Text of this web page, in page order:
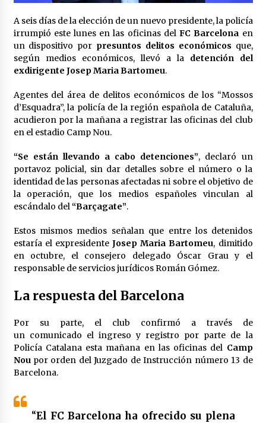
las Mujeres, anuncia Sheinbaum
2 meses atrás
Sheinbaum descarta reunión entre CNTE y
Segob: «ya dimos nuestras propuestas»
Zar antidrogas de EE.UU.: “vamos por los
políticos mexicanos que protegen al narco”
2 meses atrás
Trump anuncia acuerdo con Irán y el fin de
operaciones militares entre ambos países
2 meses atrás
petróleo están empezando a salir de Ormuz
2 meses atrás
85% de sus exportaciones
2 meses atrás
A seis días de la elección de un nuevo presidente, la policía
irrumpió este lunes en las oficinas delFC Barcelona en
un dispositivo por presuntos delitos económicos que,
según medios económicos, llevó a la detención del
exdirigente Josep Maria Bartomeu.
Agentes del área de delitos económicos de los “Mossos
d’Esquadra”, la policía de la región española de Cataluña,
acudieron por la mañana a registrar las oficinas del club
en el estadio Camp Nou.
“Se están llevando a cabo detenciones”, declaró un
portavoz policial, sin dar detalles sobre el número o la
identidad de las personas afectadas ni sobre el objetivo de
la operación, que los medios españoles vinculan al
escándalo del“Barçagate”.
Estos mismos medios señalan que entre los detenidos
estaría el expresidente Josep Maria Bartomeu, dimitido
en octubre, el consejero delegado Óscar Grau y el
responsable de servicios jurídicos Román Gómez.
La respuesta del Barcelona
Por su parte, el club confirmó a través de
un comunicado el ingreso y registro por parte de la
Policía Catalana esta mañana en las oficinas del Camp
Nou por orden del Juzgado de Instrucción número 13 de
Barcelona.
“El FC Barcelona ha ofrecido su plena